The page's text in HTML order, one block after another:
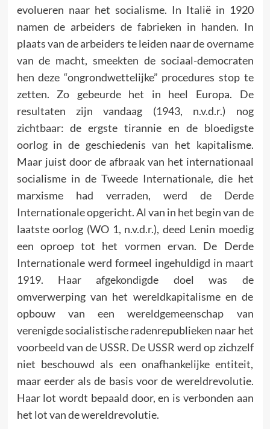
evolueren naar het socialisme. In Italië in 1920
namen de arbeiders de fabrieken in handen. In
plaats van de arbeiders te leiden naar de overname
van de macht, smeekten de sociaal-democraten
hen deze “ongrondwettelijke” procedures stop te
zetten. Zo gebeurde het in heel Europa. De
resultaten zijn vandaag (1943, n.v.d.r.) nog
zichtbaar: de ergste tirannie en de bloedigste
oorlog in de geschiedenis van het kapitalisme.
Maar juist door de afbraak van het internationaal
socialisme in de Tweede Internationale, die het
marxisme had verraden, werd de Derde
Internationale opgericht. Al van in het begin van de
laatste oorlog (WO 1, n.v.d.r.), deed Lenin moedig
een oproep tot het vormen ervan. De Derde
Internationale werd formeel ingehuldigd in maart
1919. Haar afgekondigde doel was de
omverwerping van het wereldkapitalisme en de
opbouw van een wereldgemeenschap van
verenigde socialistische radenrepublieken naar het
voorbeeld van de USSR. De USSR werd op zichzelf
niet beschouwd als een onafhankelijke entiteit,
maar eerder als de basis voor de wereldrevolutie.
Haar lot wordt bepaald door, en is verbonden aan
het lot van de wereldrevolutie.